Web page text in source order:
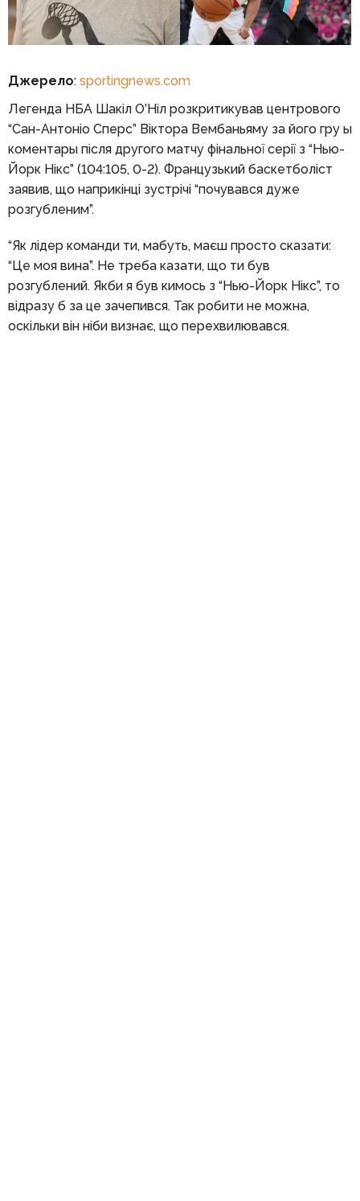
Джерело: sportingnews.com
Легенда НБА Шакіл О’Ніл розкритикував центрового
“Сан-Антоніо Сперс” Віктора Вембаньяму за його гру ы
коментары після другого матчу фінальної серії з “Нью-
Йорк Нікс” (104:105, 0-2). Французький баскетболіст
заявив, що наприкінці зустрічі “почувався дуже
розгубленим”.
“Як лідер команди ти, мабуть, маєш просто сказати:
“Це моя вина”. Не треба казати, що ти був
розгублений. Якби я був кимось з “Нью-Йорк Нікс”, то
відразу б за це зачепився. Так робити не можна,
оскільки він ніби визнає, що перехвилювався.